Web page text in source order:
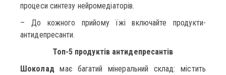
процеси синтезу нейромедіаторів.
– До кожного прийому їжі включайте продукти-
антидепресанти.
Топ-5 продуктів антидепресантів
Шоколадмає багатий мінеральний склад: містить